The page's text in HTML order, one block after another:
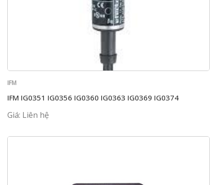
IFM
IFM IG0351 IG0356 IG0360 IG0363 IG0369 IG0374
Giá: Liên hệ